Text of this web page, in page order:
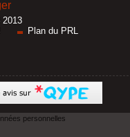
2013
Plan du PRL
personnelles